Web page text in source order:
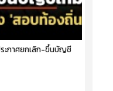
ระกาศยกเลิก-ขึ้นบัญชี